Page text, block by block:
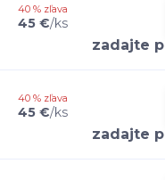
40 % zľava
45 €/ks
40 % zľava
45 €/ks